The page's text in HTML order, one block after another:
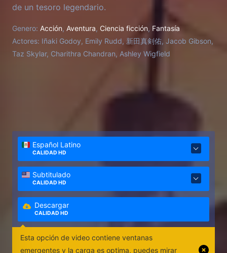
de un tesoro legendario.
Genero: Acción, Aventura, Ciencia ficción, Fantasía
Actores: Iñaki Godoy, Emily Rudd, 新田真剣佑, Jacob Gibson,
Taz Skylar, Charithra Chandran, Ashley Wigfield
Español Latino
CALIDAD HD
Subtitulado
CALIDAD HD
Descargar
CALIDAD HD
Esta opción de video contiene ventanas
emergentes y la carga es optima, puedes mirar